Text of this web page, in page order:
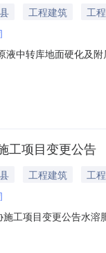
工程建筑
工程
液中转库地面硬化及
工项目变更公告
工程建筑
工程
工项目变更公告水
技股份有限公司地